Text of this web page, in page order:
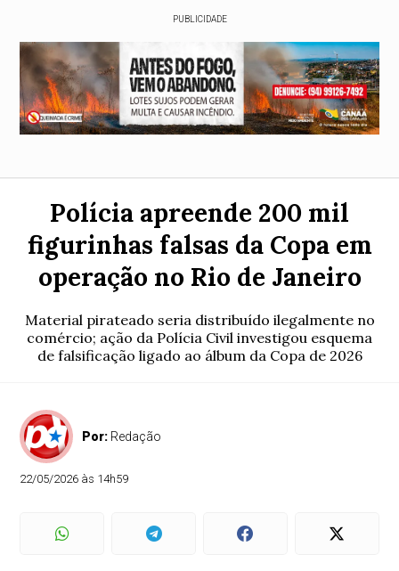
PUBLICIDADE
Polícia apreende 200 mil
figurinhas falsas da Copa em
operação no Rio de Janeiro
Material pirateado seria distribuído ilegalmente no
comércio; ação da Polícia Civil investigou esquema
de falsificação ligado ao álbum da Copa de 2026
Por: Redação
22/05/2026 às 14h59